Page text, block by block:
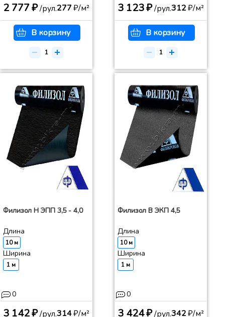
2 777 ₽/рул.277₽/м²
В корзину
3 123 ₽/рул.312₽/м²
В корзину
Филизол Н ЭПП 3,5 - 4,0
Длина
10 м
Ширина
1 м
0
3 142 ₽/рул.314₽/м²
Филизол В ЭКП 4,5
Длина
10 м
Ширина
1 м
0
3 424 ₽/рул.342₽/м²